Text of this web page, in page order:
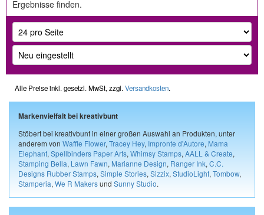
Ergebnisse finden.
Alle Preise inkl. gesetzl. MwSt, zzgl. Versandkosten.
Markenvielfalt bei kreativbunt
Stöbert bei kreativbunt in einer großen Auswahl an Produkten, unter
anderem von Waffle Flower, Tracey Hey, Impronte d'Autore, Mama
Elephant, Spellbinders Paper Arts, Whimsy Stamps, AALL & Create,
Stamping Bella, Lawn Fawn, Marianne Design, Ranger Ink, C.C.
Designs Rubber Stamps, Simple Stories, Sizzix, StudioLight, Tombow,
Stamperia, We R Makersund Sunny Studio.